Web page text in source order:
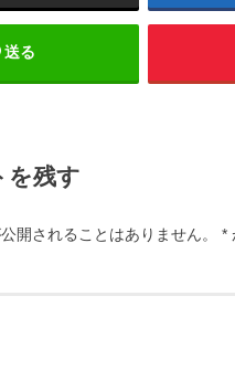
送る
を残す
開されることはありません。 *